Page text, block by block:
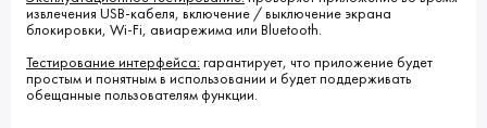
извлечения USB-кабеля, включение / выключение экрана
блокировки, Wi-Fi, авиарежима или Bluetooth.
Тестирование интерфейса:гарантирует, что приложение будет
простым и понятным в использовании и будет поддерживать
обещанные пользователям функции.